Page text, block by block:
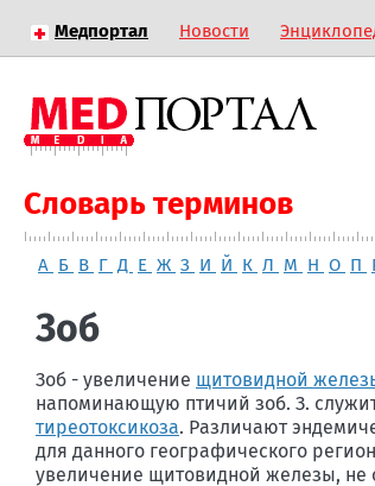
Медпортал Новости
Словарь терминов
А Б В Г Д Е Ж З И Й К Л М Н О П
Зоб
Зоб - увеличение щитовидной
напоминающую птичий зоб. З.
тиреотоксикоза. Различают
для данного географического
увеличение щитовидной железы, не